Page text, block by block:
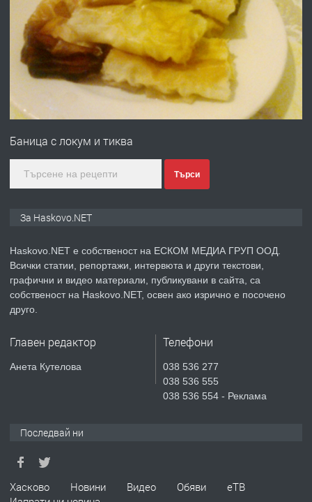
ПРЕДЛАГА Давам гараж под наем
преди 2 дни
ПРЕДЛАГА
№4120 Магазин/Офис под наем в кв.
градската градина!
преди 3 дни
ПРЕДЛАГА
Продавам парцел в гр. Хасково кв.
СГЛОБЯВАНЕ НА МЕБЕЛИ.
ПРЕДЛАГА
№4119 Едностаен обзаведен
Баница с локум и тиква
Търси
За Haskovo.NET
Haskovo.NET е собственост на ЕСКОМ МЕДИА ГРУП ООД.
Всички статии, репортажи, интервюта и други текстови,
графични и видео материали, публикувани в сайта, са
собственост на Haskovo.NET, освен ако изрично е посочено
друго.
Главен редактор
Анета Кутелова
Телефони
038 536 277
038 536 555
038 536 554 - Реклама
Последвай ни
Хасково Новини Видео Обяви
еТВ